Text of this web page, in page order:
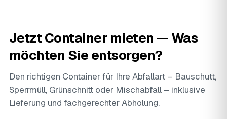
Jetzt Container mieten — Was
möchten Sie entsorgen?
Den richtigen Container für Ihre Abfallart – Bauschutt,
Sperrmüll, Grünschnitt oder Mischabfall – inklusive
Lieferung und fachgerechter Abholung.